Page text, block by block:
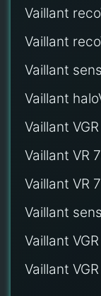
Vaillant
Vaillant
Vaillant
Vaillant
Vaillant
Vaillant VR
Vaillant VR
Vaillant
Vaillant
Vaillant